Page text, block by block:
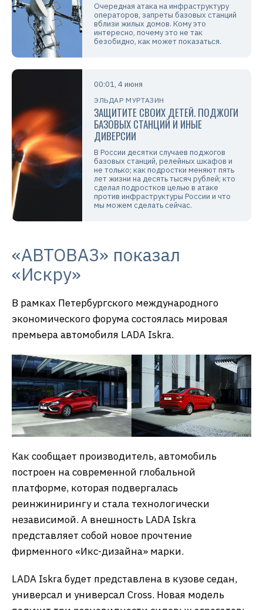
Очередная атака на инфраструктуру
операторов, запреты базовых станций
вблизи жилых домов. Кому это
интересно, почему это не так
безобидно, как может показаться.
00:01, 4 июня
ЭЛЬДАР МУРТАЗИН
ЗАЩИТИТЕ СВОИХ ДЕТЕЙ. ПОДЖОГИ
БАЗОВЫХ СТАНЦИЙ И ИНЫЕ
ДИВЕРСИИ
В России десятки случаев поджогов
базовых станций, релейных шкафов и
не только; как подростки меняют пять
лет жизни на десять тысяч рублей; кто
сделал подростков целью в атаке
против инфраструктуры России и что
мы можем сделать сейчас.
«АВТОВАЗ» показал
«Искру»
В рамках Петербургского международного
экономического форума состоялась мировая
премьера автомобиля LADA Iskra.
Как сообщает производитель, автомобиль
построен на современной глобальной
платформе, которая подвергалась
реинжинирингу и стала технологически
независимой. А внешность LADA Iskra
представляет собой новое прочтение
фирменного «Икс-дизайна» марки.
LADA Iskra будет представлена в кузове седан,
универсал и универсал Cross. Новая модель